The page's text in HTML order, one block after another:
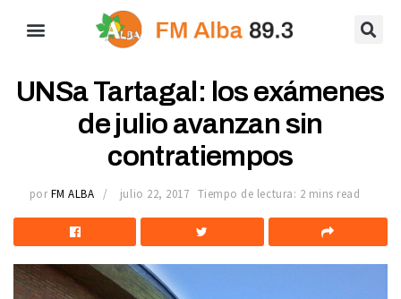
UNSa Tartagal: los exámenes
de julio avanzan sin
contratiempos
por FM ALBA julio 22, 2017 Tiempo de lectura: 2 mins read